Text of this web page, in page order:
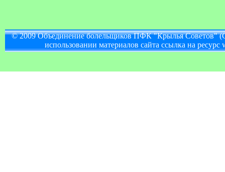
© 2009 Объединение болельщиков ПФК "Крылья
использовании материалов сайта ссылка на ресурс